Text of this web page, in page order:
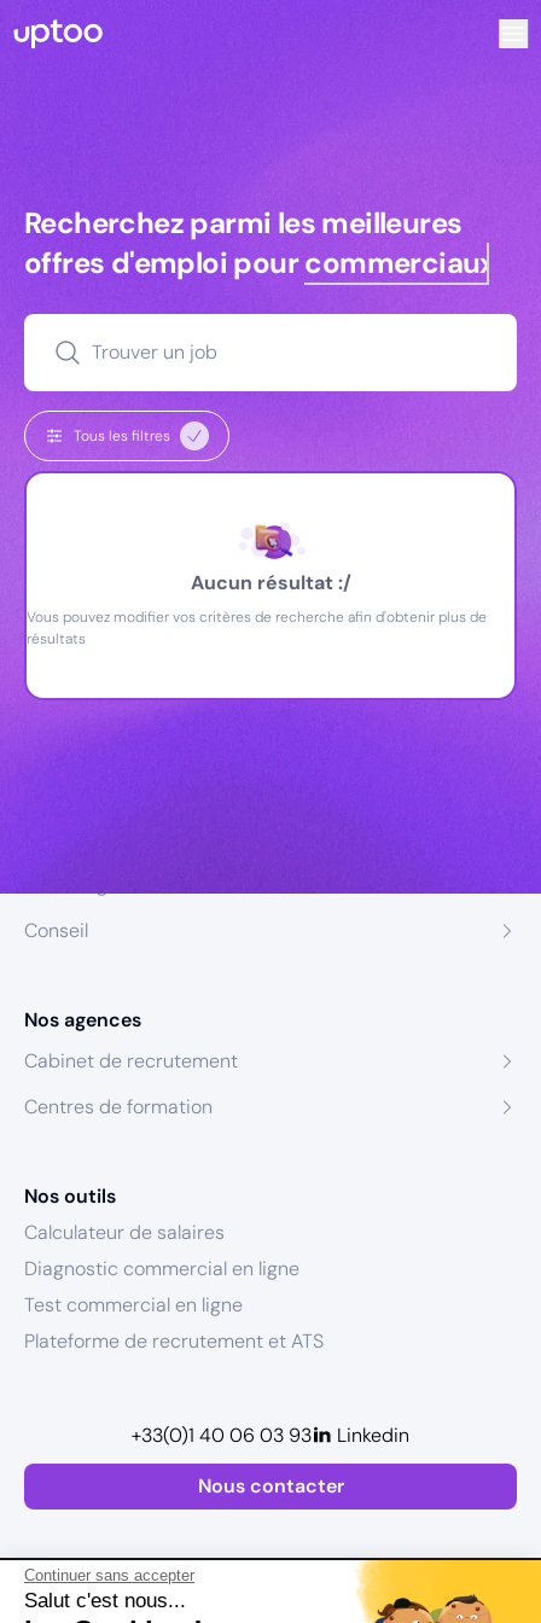
Continuer sans accepter
Salut c'est nous...
Recherchez parmi les meilleures
Recherchez parmi les meilleures
offres d'emploi pourcommerciaux
Trouver un job
Tous les filtres
Aucun résultat :/
Vous pouvez modifier vos critères de recherche afin d'obtenir plus de
résultats
Conseil
Nos agences
Cabinet de recrutement
Centres de formation
Nos outils
Calculateur de salaires
Diagnostic commercial en ligne
Test commercial en ligne
Plateforme de recrutement et ATS
Nous contacter
+33(0)1 40 06 03 93 Linkedin